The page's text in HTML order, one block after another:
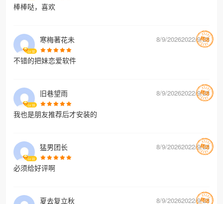
棒棒哒，喜欢
寒梅著花未 8/9/20262022/9/28
不错的把妹恋爱软件
Lv 32
旧巷望雨 8/9/20262022/9/28
我也是朋友推荐后才安装的
Lv 33
猛男团长 8/9/20262022/9/28
必须给好评啊
Lv 22
夏去复立秋 8/9/20262022/9/28